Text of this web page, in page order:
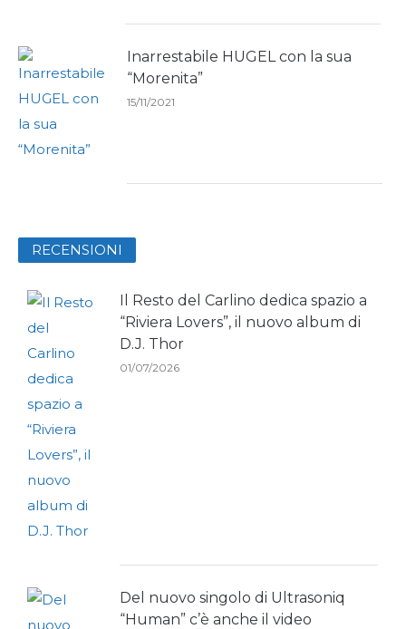
Inarrestabile HUGEL con la sua
“Morenita”
15/11/2021
RECENSIONI
Il Resto del Carlino dedica spazio a
“Riviera Lovers”, il nuovo album di
D.J. Thor
01/07/2026
Del nuovo singolo di Ultrasoniq
“Human” c’è anche il video